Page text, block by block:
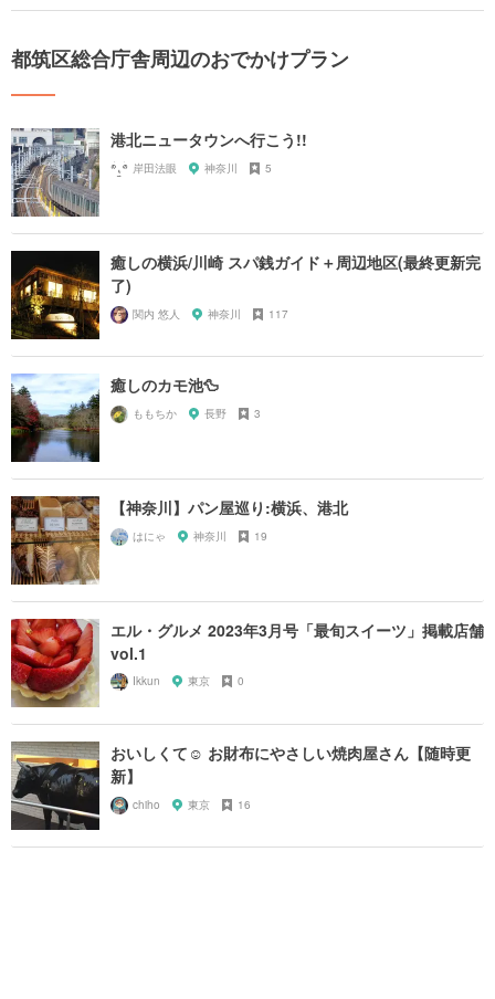
都筑区総合庁舎周辺のおでかけプラン
港北ニュータウンへ行こう!!
岸田法眼 神奈川 5
癒しの横浜/川崎 スパ銭ガイド＋周辺地区(最終更新完
了)
関内 悠人 神奈川 117
癒しのカモ池🦆
ももちか 長野 3
【神奈川】パン屋巡り:横浜、港北
はにゃ 神奈川 19
エル・グルメ 2023年3月号「最旬スイーツ」掲載店舗
vol.1
Ikkun 東京 0
おいしくて☺︎ お財布にやさしい焼肉屋さん【随時更
新】
chiho 東京 16